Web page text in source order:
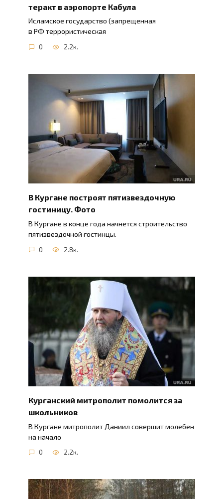
теракт в аэропорте Кабула
Исламское государство (запрещенная
в РФ террористическая
0 2.2к.
В Кургане построят пятизвездочную
гостиницу. Фото
В Кургане в конце года начнется строительство
пятизвездочной гостинцы.
0 2.8к.
Курганский митрополит помолится за
школьников
В Кургане митрополит Даниил совершит молебен
на начало
0 2.2к.